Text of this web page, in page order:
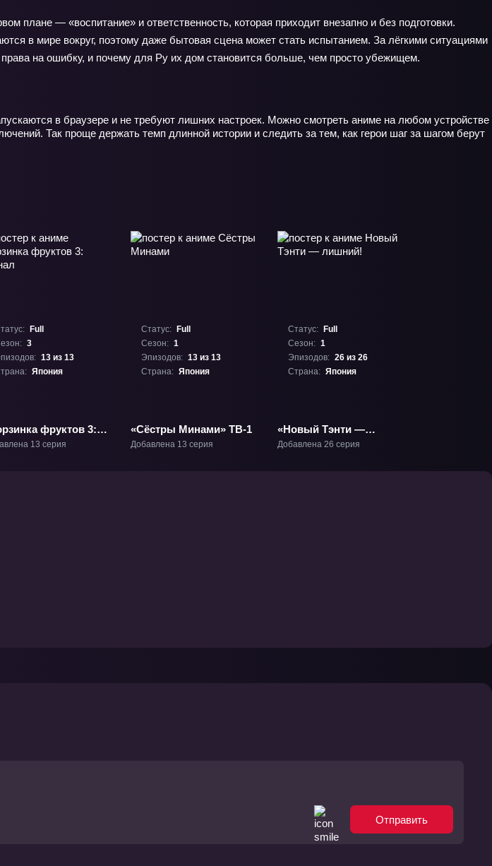
плане — «воспитание» и ответственность, которая приходит внезапно и без подготовки.
в мире вокруг, поэтому даже бытовая сцена может стать испытанием. За лёгкими ситуациями
на ошибку, и почему для Ру их дом становится больше, чем просто убежищем.
в браузере и не требуют лишних настроек. Можно смотреть аниме на любом устройстве
Так проще держать темп длинной истории и следить за тем, как герои шаг за шагом берут
Full
3
13 из 13
Япония
фруктов 3:
ТВ-3
13 серия
Статус:
Full
Сезон: 1
Эпизодов: 13 из 13
Страна: Япония
«Сёстры Минами» ТВ-1
Добавлена 13 серия
Статус:
Full
Сезон: 1
Эпизодов: 26 из 26
Страна: Япония
«Новый Тэнти —
лишний!» ТВ-1
Добавлена 26 серия
Отправить